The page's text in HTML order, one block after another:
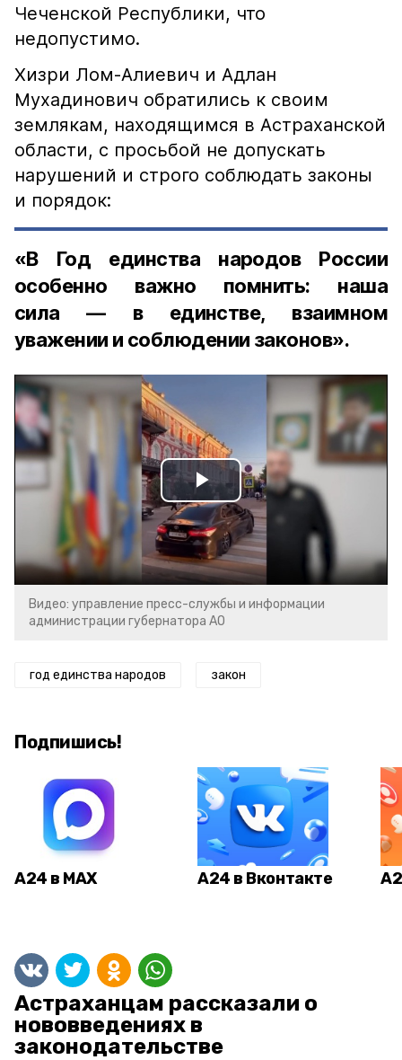
Чеченской Республики, что
недопустимо.
Хизри Лом-Алиевич и Адлан
Мухадинович обратились к своим
землякам, находящимся в Астраханской
области, с просьбой не допускать
нарушений и строго соблюдать законы
и порядок:
«В Год единства народов России
особенно важно помнить: наша
сила — в единстве, взаимном
уважении и соблюдении законов».
Play
Video
Видео: управление пресс-службы и информации
администрации губернатора АО
год единства народов закон
Подпишись!
А24 в MAX А24 в Вконтакте
Астраханцам рассказали о
нововведениях в
законодательстве